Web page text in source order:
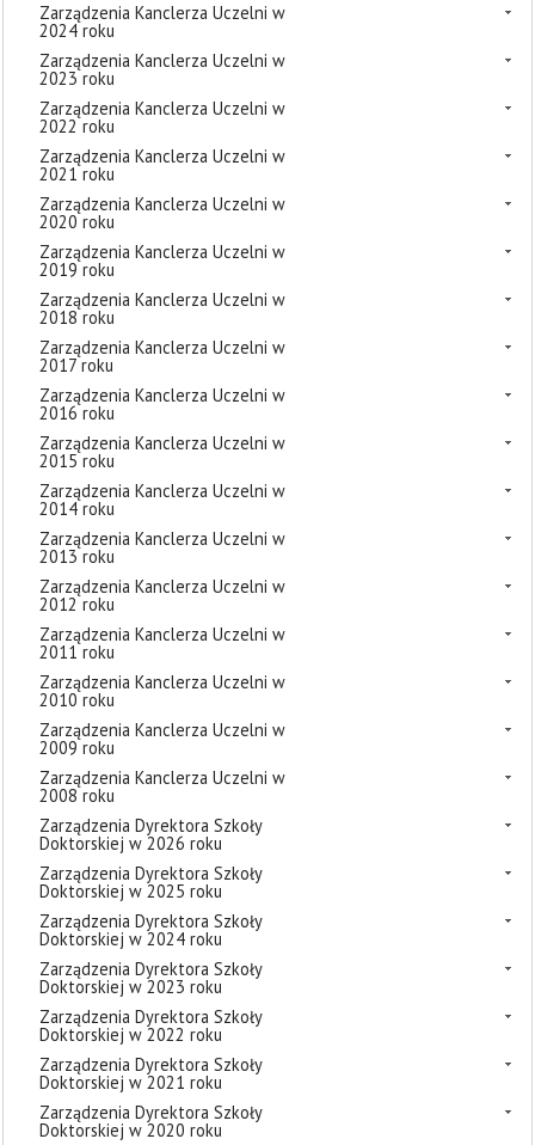
Zarządzenia Kanclerza Uczelni w
2024 roku
Zarządzenia Kanclerza Uczelni w
2023 roku
Zarządzenia Kanclerza Uczelni w
2022 roku
Zarządzenia Kanclerza Uczelni w
2021 roku
Zarządzenia Kanclerza Uczelni w
2020 roku
Zarządzenia Kanclerza Uczelni w
2019 roku
Zarządzenia Kanclerza Uczelni w
2018 roku
Zarządzenia Kanclerza Uczelni w
2017 roku
Zarządzenia Kanclerza Uczelni w
2016 roku
Zarządzenia Kanclerza Uczelni w
2015 roku
Zarządzenia Kanclerza Uczelni w
2014 roku
Zarządzenia Kanclerza Uczelni w
2013 roku
Zarządzenia Kanclerza Uczelni w
2012 roku
Zarządzenia Kanclerza Uczelni w
2011 roku
Zarządzenia Kanclerza Uczelni w
2010 roku
Zarządzenia Kanclerza Uczelni w
2009 roku
Zarządzenia Kanclerza Uczelni w
2008 roku
Zarządzenia Dyrektora Szkoły
Doktorskiej w 2026 roku
Zarządzenia Dyrektora Szkoły
Doktorskiej w 2025 roku
Zarządzenia Dyrektora Szkoły
Doktorskiej w 2024 roku
Zarządzenia Dyrektora Szkoły
Doktorskiej w 2023 roku
Zarządzenia Dyrektora Szkoły
Doktorskiej w 2022 roku
Zarządzenia Dyrektora Szkoły
Doktorskiej w 2021 roku
Zarządzenia Dyrektora Szkoły
Doktorskiej w 2020 roku